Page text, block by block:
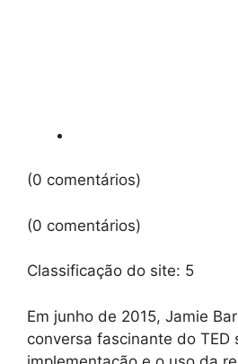
(0 comentários)
(0 comentários)
Classificação do site: 5
Em junho de 2015, Jamie
conversa fascinante do TED